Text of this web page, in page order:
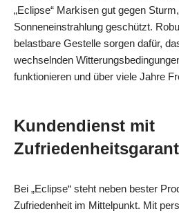
„Eclipse“ Markisen gut gegen
Sonneneinstrahlung geschützt.
belastbare Gestelle sorgen dafür,
wechselnden
funktionieren und über viele Jahre
Kundendienst mit
Bei „Eclipse“ steht neben bester
Zufriedenheit im Mittelpunkt. Mit